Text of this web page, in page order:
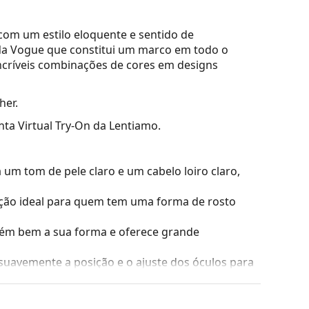
um estilo eloquente e sentido de
Vogue que constitui um marco em todo o
combinações de cores em designs
Virtual Try-On da Lentiamo.
tom de pele claro e um cabelo loiro claro,
ideal para quem tem uma forma de rosto
bem a sua forma e oferece grande
a posição e o ajuste dos óculos para